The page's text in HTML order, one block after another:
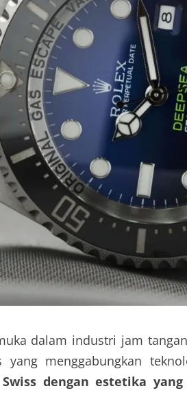
dalam industri jam
menggabungkan
dengan estetika